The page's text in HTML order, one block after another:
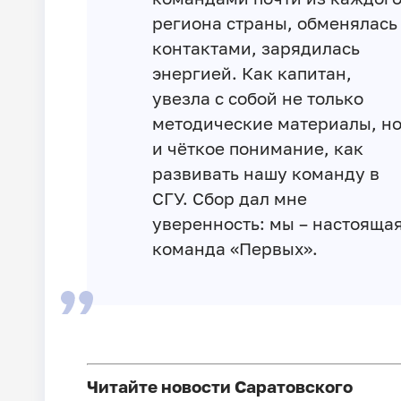
региона страны, обменялась
контактами, зарядилась
энергией. Как капитан,
увезла с собой не только
методические материалы, но
и чёткое понимание, как
развивать нашу команду в
СГУ. Сбор дал мне
уверенность: мы –
команда «Первых».
Читайте новости Саратовского